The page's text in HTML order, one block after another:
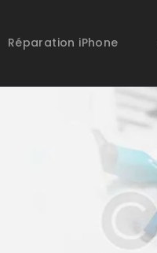
Réparation iPhone
BOUTIQUE
À PROPOS
RÉPARATION
RENDEZ-VOUS